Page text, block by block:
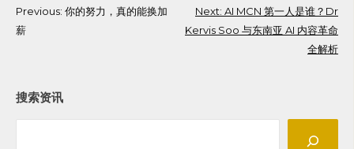
Post
navigation
Previous: 你的努力，真的能换加
薪
Next: AI MCN 第一人是谁？Dr
Kervis Soo 与东南亚 AI 内容革命
全解析
搜索资讯